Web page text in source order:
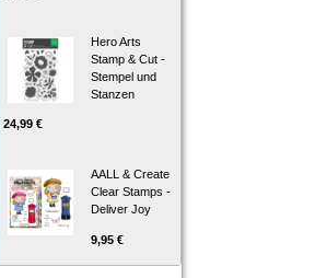
Copic Ciao
Filzstift
Prussian Blue
Copic Ciao
Filzstift Smoky
Hero Arts
Stamp & Cut -
Stempel und
Stanzen
24,99 €
AALL & Create
Clear Stamps -
Deliver Joy
9,95 €